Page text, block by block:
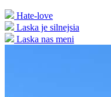
Hate-love
Laska je silnejsia
Laska nas meni